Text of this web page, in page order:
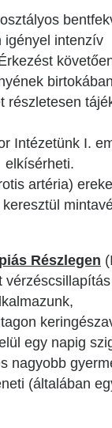
igényel intenzív
birtokában
részletesen
Intézetünk I.
elkísérheti.
artéria)
Részlegen
egy napig
nagyobb
(általában